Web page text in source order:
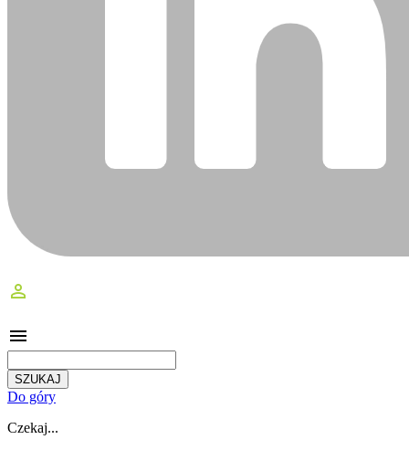
perm_identity
menu
Do góry
Czekaj...